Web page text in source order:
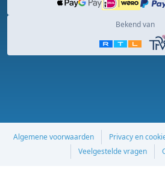
Bekend van
Algemene voorwaarden Privacy en
Veelgestelde vragen